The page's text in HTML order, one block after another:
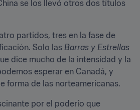
se los llevó otros dos títulos
partidos, tres en la fase de
Solo las Barras y Estrellas
dice mucho de la intensidad y la
esperar en Canadá, y
forma de las norteamericanas.
por el poderío que